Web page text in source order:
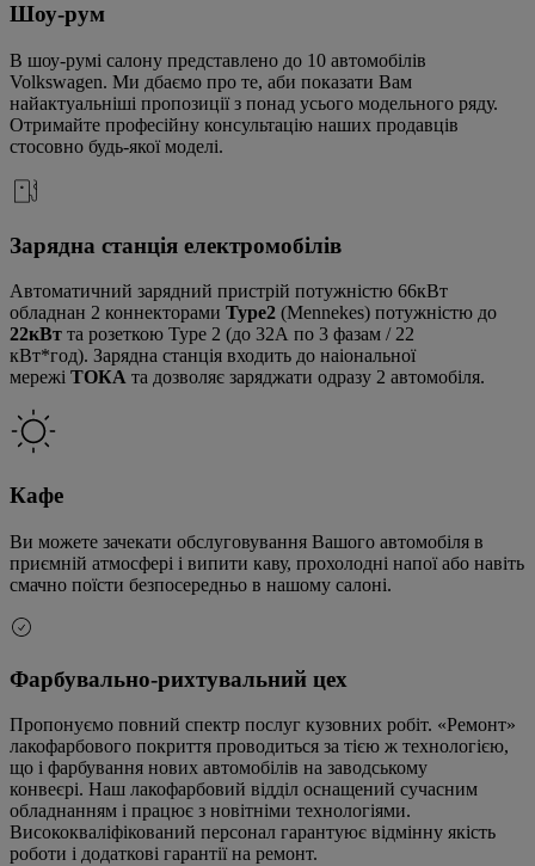
Шоу-рум
В шоу-румі салону представлено до 10 автомобілів
Volkswagen. Ми дбаємо про те, аби показати Вам
найактуальніші пропозиції з понад усього модельного ряду.
Отримайте професійну консультацію наших продавців
стосовно будь-якої моделі.
Зарядна станція електромобілів
Автоматичний зарядний пристрій потужністю 66кВт
обладнан 2 коннекторами Type2 (Mennekes) потужністю до
22кВт та розеткою Type 2 (до 32А по 3 фазам / 22
кВт*год). Зарядна станція входить до наіональної
мережі ТОКА та дозволяє заряджати одразу 2 автомобіля.
Кафе
Ви можете зачекати обслуговування Вашого автомобіля в
приємній атмосфері і випити каву, прохолодні напої або навіть
смачно поїсти безпосередньо в нашому салоні.
Фарбувально-рихтувальний цех
Пропонуємо повний спектр послуг кузовних робіт. «Ремонт»
лакофарбового покриття проводиться за тією ж технологією,
що і фарбування нових автомобілів на заводському
конвеєрі. Наш лакофарбовий відділ оснащений сучасним
обладнанням і працює з новітніми технологіями.
Висококваліфікований персонал гарантуює відмінну якість
роботи і додаткові гарантії на ремонт.